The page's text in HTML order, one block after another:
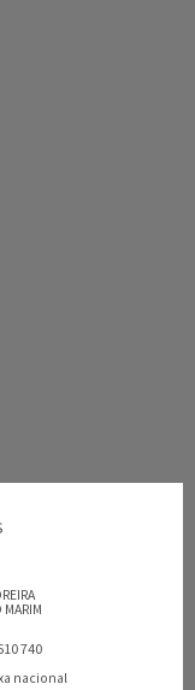
740
nacional